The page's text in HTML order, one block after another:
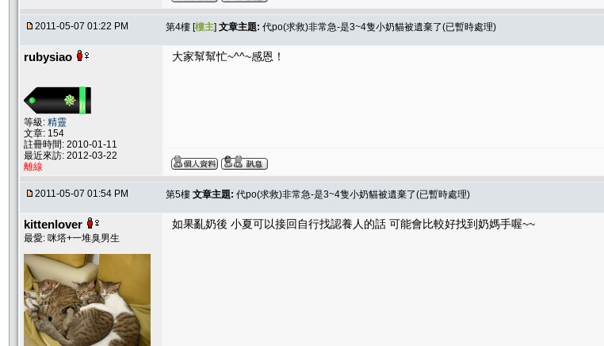
2011-05-07 01:22 PM 第4樓 [樓主] 文章主題: 代po(求救)非常急-是3~4隻小奶貓被遺棄了(已暫時處理)
rubysiao
等級: 精靈
文章: 154
註冊時間: 2010-01-11
最近來訪: 2012-03-22
離線
大家幫幫忙~^^~感恩！
2011-05-07 01:54 PM 第5樓 文章主題: 代po(求救)非常急-是3~4隻小奶貓被遺棄了(已暫時處理)
kittenlover
最愛: 咪塔+一堆臭男生
如果亂奶後 小夏可以接回自行找認養人的話 可能會比較好找到奶媽手喔~~